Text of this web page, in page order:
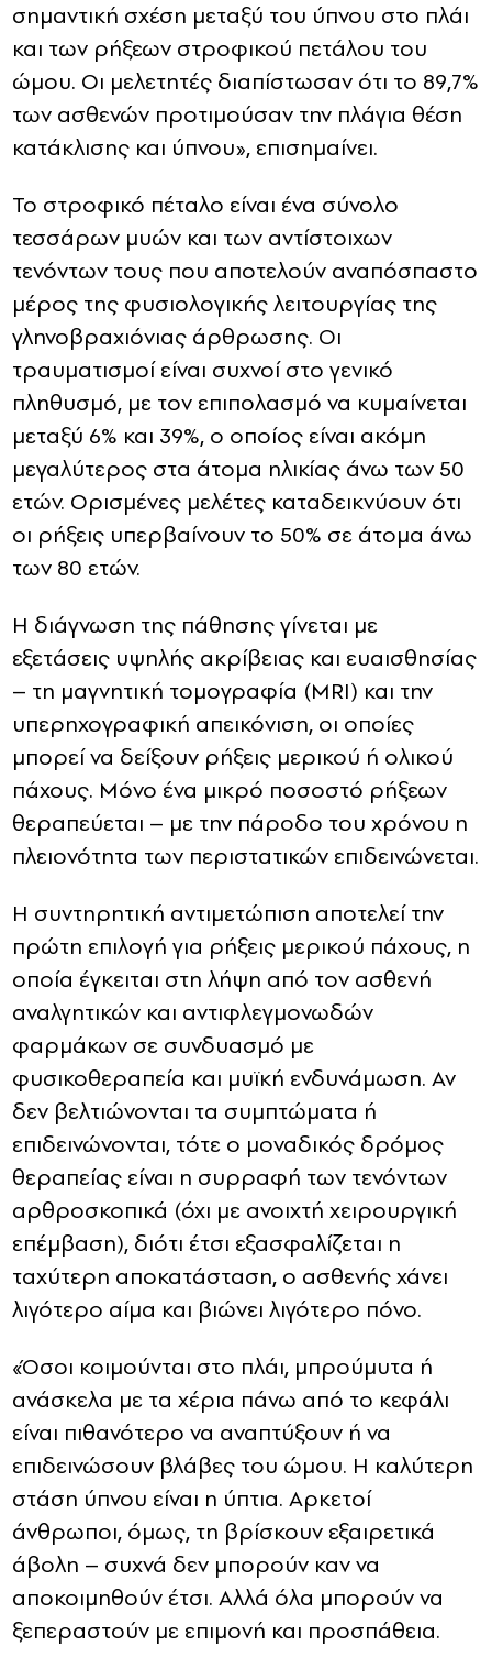
σημαντική σχέση μεταξύ του ύπνου στο πλάι
και των ρήξεων στροφικού πετάλου του
ώμου. Οι μελετητές διαπίστωσαν ότι το 89,7%
των ασθενών προτιμούσαν την πλάγια θέση
κατάκλισης και ύπνου», επισημαίνει.
Το στροφικό πέταλο είναι ένα σύνολο
τεσσάρων μυών και των αντίστοιχων
τενόντων τους που αποτελούν αναπόσπαστο
μέρος της φυσιολογικής λειτουργίας της
γληνοβραχιόνιας άρθρωσης. Οι
τραυματισμοί είναι συχνοί στο γενικό
πληθυσμό, με τον επιπολασμό να κυμαίνεται
μεταξύ 6% και 39%, ο οποίος είναι ακόμη
μεγαλύτερος στα άτομα ηλικίας άνω των 50
ετών. Ορισμένες μελέτες καταδεικνύουν ότι
οι ρήξεις υπερβαίνουν το 50% σε άτομα άνω
των 80 ετών.
Η διάγνωση της πάθησης γίνεται με
εξετάσεις υψηλής ακρίβειας και ευαισθησίας
– τη μαγνητική τομογραφία (MRI) και την
υπερηχογραφική απεικόνιση, οι οποίες
μπορεί να δείξουν ρήξεις μερικού ή ολικού
πάχους. Μόνο ένα μικρό ποσοστό ρήξεων
θεραπεύεται – με την πάροδο του χρόνου η
πλειονότητα των περιστατικών επιδεινώνεται.
Η συντηρητική αντιμετώπιση αποτελεί την
πρώτη επιλογή για ρήξεις μερικού πάχους, η
οποία έγκειται στη λήψη από τον ασθενή
αναλγητικών και αντιφλεγμονωδών
φαρμάκων σε συνδυασμό με
φυσικοθεραπεία και μυϊκή ενδυνάμωση. Αν
δεν βελτιώνονται τα συμπτώματα ή
επιδεινώνονται, τότε ο μοναδικός δρόμος
θεραπείας είναι η συρραφή των τενόντων
αρθροσκοπικά (όχι με ανοιχτή χειρουργική
επέμβαση), διότι έτσι εξασφαλίζεται η
ταχύτερη αποκατάσταση, ο ασθενής χάνει
λιγότερο αίμα και βιώνει λιγότερο πόνο.
«Όσοι κοιμούνται στο πλάι, μπρούμυτα ή
ανάσκελα με τα χέρια πάνω από το κεφάλι
είναι πιθανότερο να αναπτύξουν ή να
επιδεινώσουν βλάβες του ώμου. Η καλύτερη
στάση ύπνου είναι η ύπτια. Αρκετοί
άνθρωποι, όμως, τη βρίσκουν εξαιρετικά
άβολη – συχνά δεν μπορούν καν να
αποκοιμηθούν έτσι. Αλλά όλα μπορούν να
ξεπεραστούν με επιμονή και προσπάθεια.